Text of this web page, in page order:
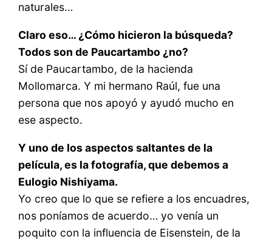
naturales…
Claro eso… ¿Cómo hicieron la búsqueda?
Todos son de Paucartambo ¿no?
Sí de Paucartambo, de la hacienda
Mollomarca. Y mi hermano Raúl, fue una
persona que nos apoyó y ayudó mucho en
ese aspecto.
Y uno de los aspectos saltantes de la
película, es la fotografía, que debemos a
Eulogio Nishiyama.
Yo creo que lo que se refiere a los encuadres,
nos poníamos de acuerdo… yo venía un
poquito con la influencia de Eisenstein, de la